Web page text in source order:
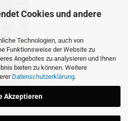
Cookies und andere
Technologien, auch von
Funktionsweise der Website zu
Angebotes zu analysieren und Ihnen
bieten zu können. Weitere
Datenschutzerklärung.
Akzeptieren